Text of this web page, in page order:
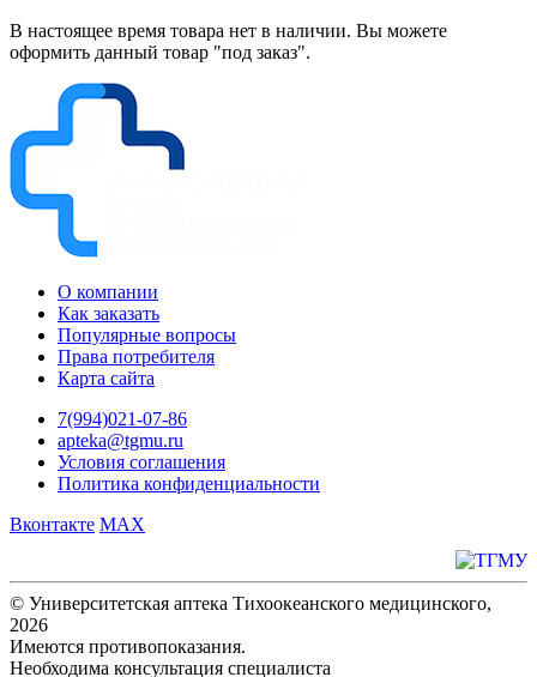
В настоящее время товара нет в наличии. Вы можете
оформить данный товар "под заказ".
О компании
Как заказать
Популярные вопросы
Права потребителя
Карта сайта
7(994)021-07-86
apteka@tgmu.ru
Условия соглашения
Политика конфиденциальности
Вконтакте MAX
© Университетская аптека Тихоокеанского медицинского,
2026
Имеются противопоказания.
Необходима консультация специалиста